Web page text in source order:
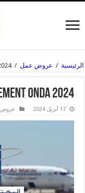
الرئيسية / عروض عمل /
ONDA 2024
17 أبريل 2024